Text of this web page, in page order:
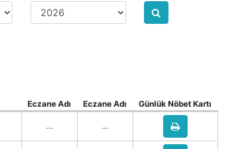
Eczane Adı Eczane Adı Günlük Nöbet Kartı
... ...